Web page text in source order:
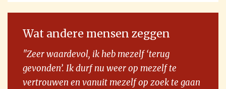
Wat andere mensen zeggen
"Zeer waardevol, ik heb mezelf ‘terug
gevonden’. Ik durf nu weer op mezelf te
vertrouwen en vanuit mezelf op zoek te gaan